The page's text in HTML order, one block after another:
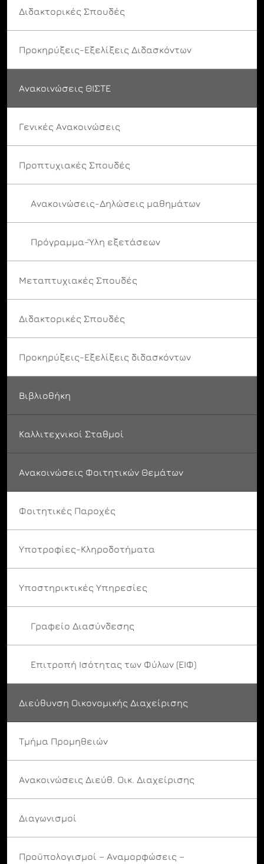
Διδακτορικές Σπουδές
Προκηρύξεις-Εξελίξεις Διδασκόντων
Ανακοινώσεις ΘΙΣΤΕ
Γενικές Ανακοινώσεις
Προπτυχιακές Σπουδές
Ανακοινώσεις-Δηλώσεις μαθημάτων
Πρόγραμμα-Ύλη εξετάσεων
Μεταπτυχιακές Σπουδές
Διδακτορικές Σπουδές
Προκηρύξεις-Εξελίξεις διδασκόντων
Βιβλιοθήκη
Καλλιτεχνικοί Σταθμοί
Ανακοινώσεις Φοιτητικών Θεμάτων
Φοιτητικές Παροχές
Υποτροφίες-Κληροδοτήματα
Υποστηρικτικές Υπηρεσίες
Γραφείο Διασύνδεσης
Επιτροπή Ισότητας των Φύλων (ΕΙΦ)
Διεύθυνση Οικονομικής Διαχείρισης
Τμήμα Προμηθειών
Ανακοινώσεις Διεύθ. Οικ. Διαχείρισης
Διαγωνισμοί
Προϋπολογισμοί – Αναμορφώσεις –